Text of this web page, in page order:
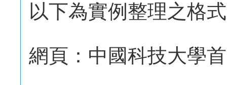
以下為實例整理之格
網頁：中國科技大學